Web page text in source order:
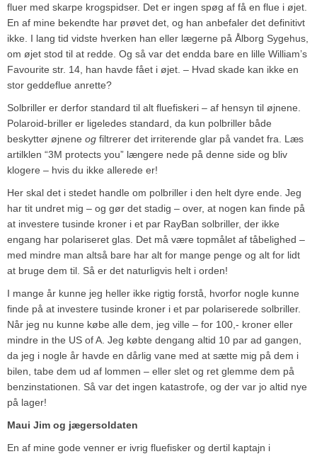
fluer med skarpe krogspidser. Det er ingen spøg af få en flue i øjet.
En af mine bekendte har prøvet det, og han anbefaler det definitivt
ikke. I lang tid vidste hverken han eller lægerne på Ålborg Sygehus,
om øjet stod til at redde. Og så var det endda bare en lille William’s
Favourite str. 14, han havde fået i øjet. – Hvad skade kan ikke en
stor geddeflue anrette?
Solbriller er derfor standard til alt fluefiskeri – af hensyn til øjnene.
Polaroid-briller er ligeledes standard, da kun polbriller både
beskytter øjnene og filtrerer det irriterende glar på vandet fra. Læs
artilklen “3M protects you” længere nede på denne side og bliv
klogere – hvis du ikke allerede er!
Her skal det i stedet handle om polbriller i den helt dyre ende. Jeg
har tit undret mig – og gør det stadig – over, at nogen kan finde på
at investere tusinde kroner i et par RayBan solbriller, der ikke
engang har polariseret glas. Det må være topmålet af tåbelighed –
med mindre man altså bare har alt for mange penge og alt for lidt
at bruge dem til. Så er det naturligvis helt i orden!
I mange år kunne jeg heller ikke rigtig forstå, hvorfor nogle kunne
finde på at investere tusinde kroner i et par polariserede solbriller.
Når jeg nu kunne købe alle dem, jeg ville – for 100,- kroner eller
mindre in the US of A. Jeg købte dengang altid 10 par ad gangen,
da jeg i nogle år havde en dårlig vane med at sætte mig på dem i
bilen, tabe dem ud af lommen – eller slet og ret glemme dem på
benzinstationen. Så var det ingen katastrofe, og der var jo altid nye
på lager!
Maui Jim og jægersoldaten
En af mine gode venner er ivrig fluefisker og dertil kaptajn i